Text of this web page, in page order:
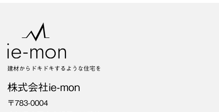
建材からドキドキするような住宅を
株式会社ie-mon
〒783-0004